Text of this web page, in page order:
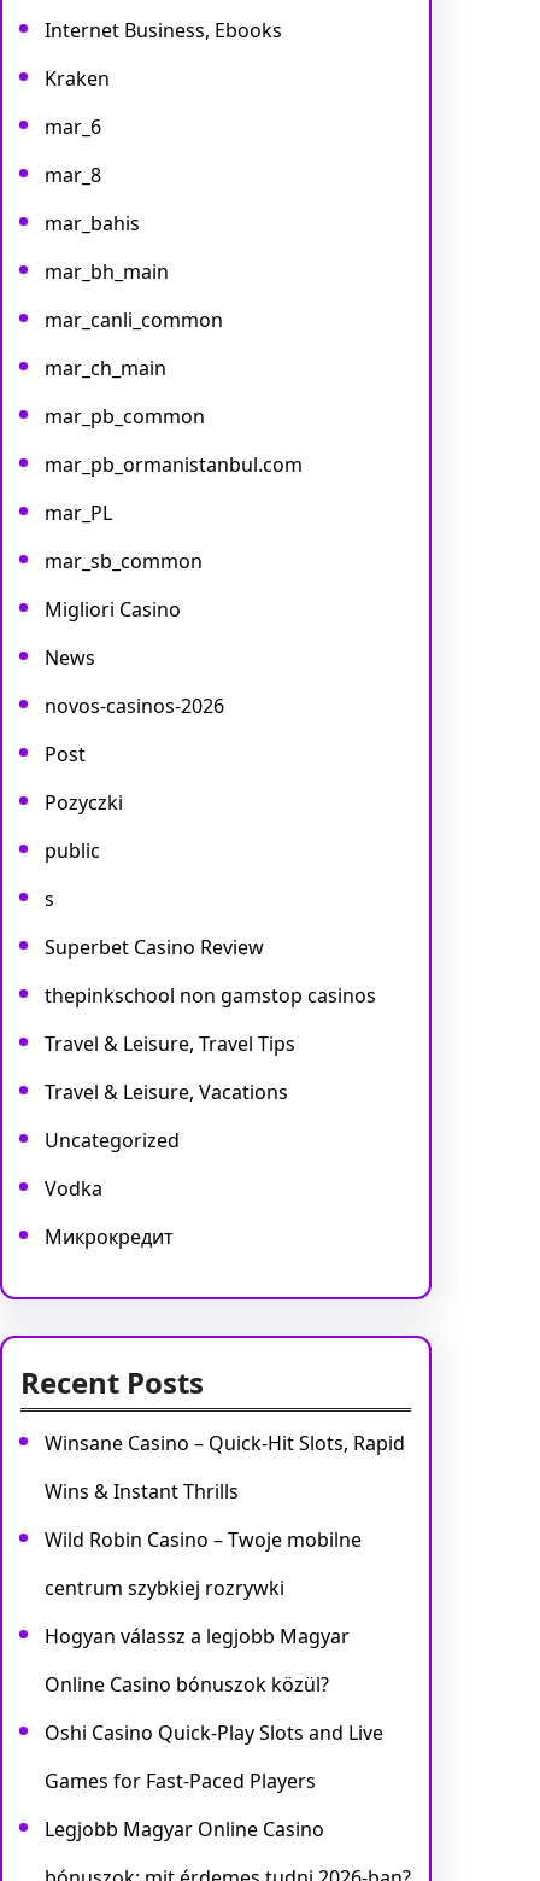
Internet Business, Ebooks
Kraken
mar_6
mar_8
mar_bahis
mar_bh_main
mar_canli_common
mar_ch_main
mar_pb_common
mar_pb_ormanistanbul.com
mar_PL
mar_sb_common
Migliori Casino
News
novos-casinos-2026
Post
Pozyczki
public
s
Superbet Casino Review
thepinkschool non gamstop casinos
Travel & Leisure, Travel Tips
Travel & Leisure, Vacations
Uncategorized
Vodka
Микрокредит
Recent Posts
Winsane Casino – Quick‑Hit Slots, Rapid
Wins & Instant Thrills
Wild Robin Casino – Twoje mobilne
centrum szybkiej rozrywki
Hogyan válassz a legjobb Magyar
Online Casino bónuszok közül?
Oshi Casino Quick‑Play Slots and Live
Games for Fast‑Paced Players
Legjobb Magyar Online Casino